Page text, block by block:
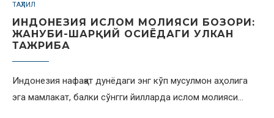
ТАҲЛИЛ
ИНДОНЕЗИЯ ИСЛОМ МОЛИЯСИ БОЗОРИ:
ЖАНУБИ-ШАРҚИЙ ОСИЁДАГИ УЛКАН
ТАЖРИБА
Индонезия нафақат дунёдаги энг кўп мусулмон аҳолига
эга мамлакат, балки сўнгги йилларда ислом молияси…